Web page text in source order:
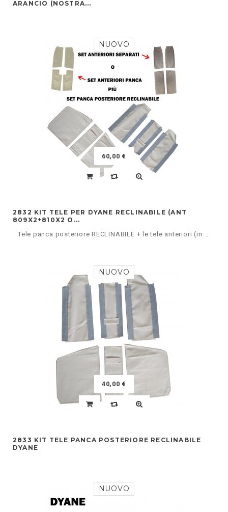
ARANCIO (NOSTRA...
NUOVO
60,00 €
2832 KIT TELE PER DYANE RECLINABILE (ANT
809X2+810X2 O...
Tele panca posteriore RECLINABILE + le tele anteriori (in base a come si hanno i sedili anteriori cioè tondi/simmetrici oppure retti/asimmetrici)
NUOVO
40,00 €
2833 KIT TELE PANCA POSTERIORE RECLINABILE
DYANE
NUOVO